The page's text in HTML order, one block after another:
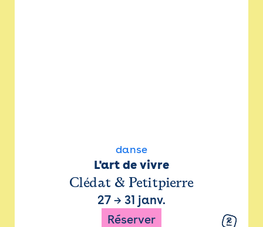
danse
L'art de vivre
Clédat & Petitpierre
27 → 31 janv.
Réserver